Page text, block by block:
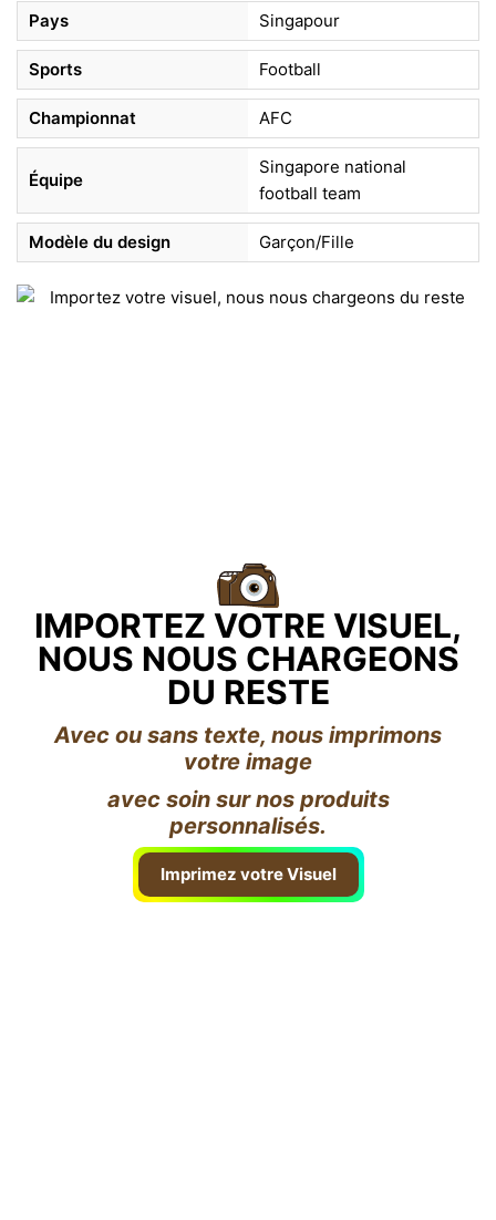
Pays Singapour
Sports Football
Championnat AFC
Équipe
Singapore national
football team
Modèle du design Garçon/Fille
IMPORTEZ VOTRE VISUEL,
NOUS NOUS CHARGEONS
DU RESTE
Avec ou sans texte, nous imprimons
votre image
avec soin sur nos produits
personnalisés.
Imprimez votre Visuel